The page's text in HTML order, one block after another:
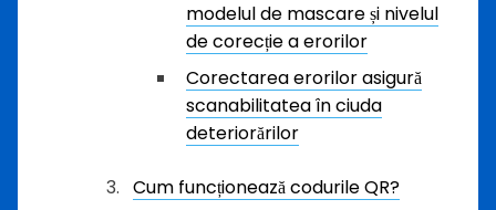
modelul de mascare și nivelul
de corecție a erorilor
Corectarea erorilor asigură
scanabilitatea în ciuda
deteriorărilor
Cum funcționează codurile QR?